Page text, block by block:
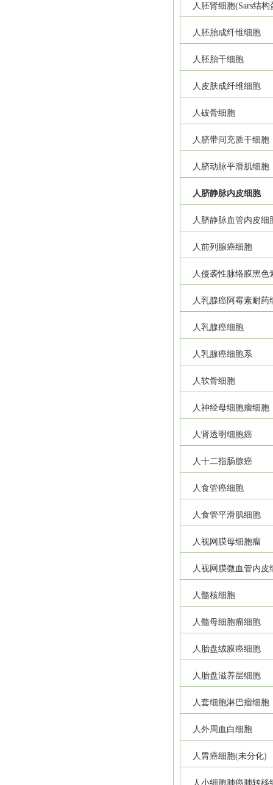
人胚肾细胞(Sars结
人胚胎成纤维细胞
人胚胎干细胞
人皮肤成纤维细胞
人破骨细胞
人脐带间充质干细胞
人脐动脉平滑肌细胞
人脐静脉内皮细胞
人脐静脉血管内皮细
人前列腺癌细胞
人侵袭性脉络膜黑色
人乳腺癌阿霉素耐药
人乳腺癌细胞
人乳腺癌细胞系
人软骨细胞
人神经母细胞瘤细胞
人肾透明细胞癌
人十二指肠腺癌
人食管癌细胞
人食管平滑肌细胞
人视网膜母细胞瘤
人视网膜微血管内皮
人髓核细胞
人髓母细胞瘤细胞
人胎盘绒膜癌细胞
人胎盘滋养层细胞
人套细胞淋巴瘤细胞
人外周血白细胞
人胃癌细胞(未分化)
人小细胞肺癌肺转移